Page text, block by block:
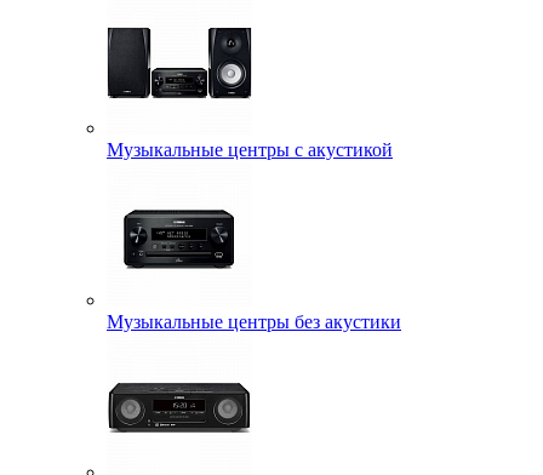
Музыкальные центры с акустикой
Музыкальные центры без акустики